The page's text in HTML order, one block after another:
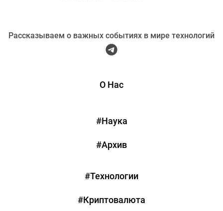
Рассказываем о важных событиях в мире технологий
О Нас
#Наука
#Архив
#Технологии
#Криптовалюта